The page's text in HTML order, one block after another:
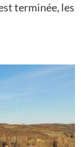
terminée, les